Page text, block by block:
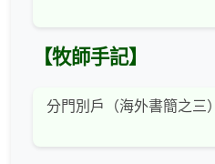
【牧師手記】
分門別戶（海外書簡之三）